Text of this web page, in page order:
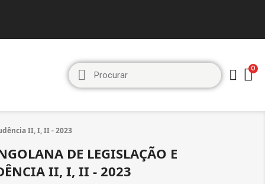
II, I, II - 2023
DE LEGISLAÇÃO E
II, I, II - 2023